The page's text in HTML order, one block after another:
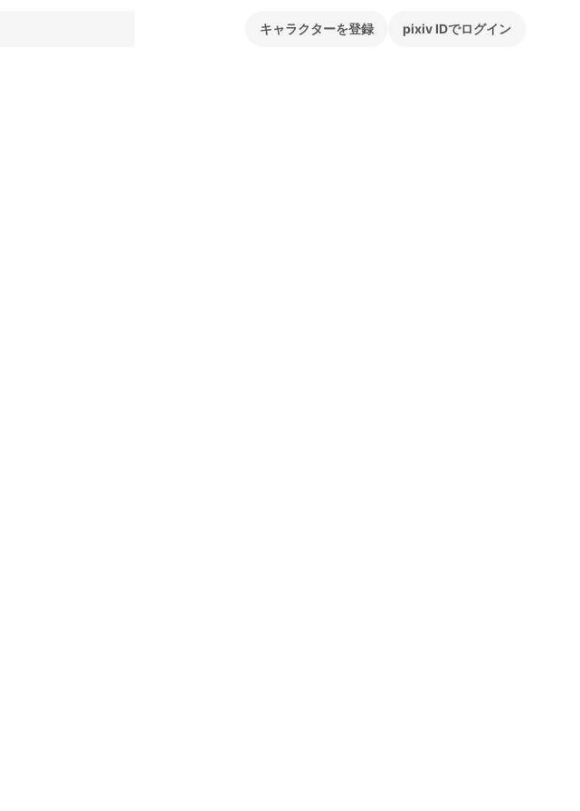
キャラクターを登録 pixiv IDでログイン